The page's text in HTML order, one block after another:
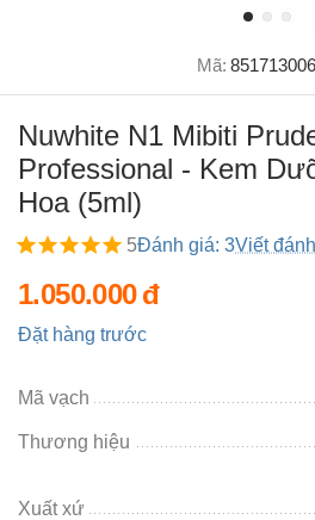
Mã:
Nuwhite N1 Mibiti
Professional - Kem
Hoa (5ml)
5Đánh giá: 3Viết
1.050.000đ
Đặt hàng trước
Mã vạch
Thương hiệu
Xuất xứ